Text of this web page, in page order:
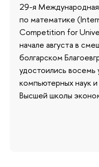
29-я
по математике
Competition for
начале августа в
болгарском
удостоились восемь
компьютерных наук
Высшей школы